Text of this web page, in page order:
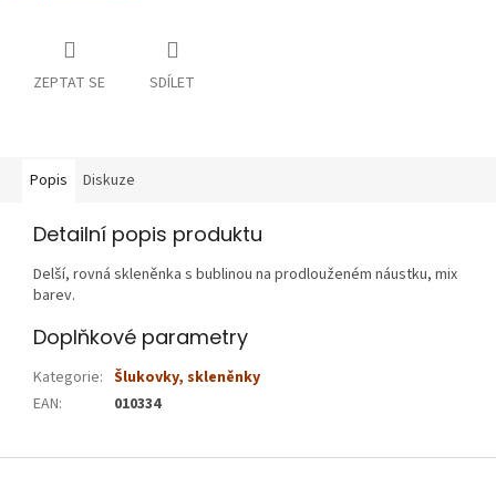
ZEPTAT SE SDÍLET
Popis Diskuze
Detailní popis produktu
Delší, rovná skleněnka s bublinou na prodlouženém náustku, mix
barev.
Doplňkové parametry
Kategorie: Šlukovky, skleněnky
EAN: 010334
Z